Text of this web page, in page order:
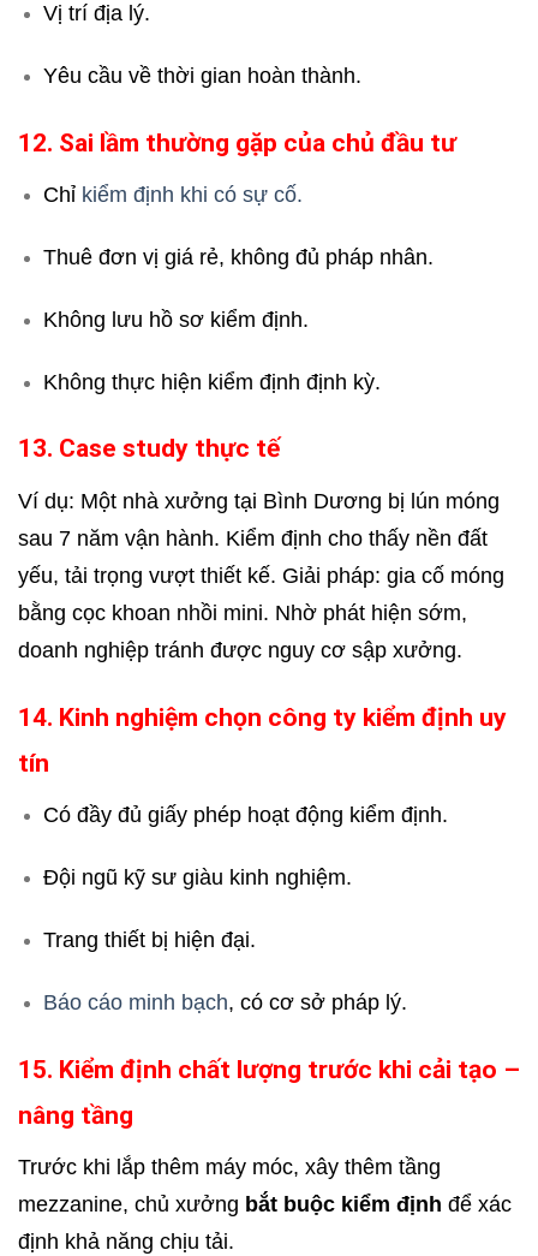
Vị trí địa lý.
Yêu cầu về thời gian hoàn thành.
12. Sai lầm thường gặp của chủ đầu tư
Chỉ kiểm định khi có sự cố.
Thuê đơn vị giá rẻ, không đủ pháp nhân.
Không lưu hồ sơ kiểm định.
Không thực hiện kiểm định định kỳ.
13. Case study thực tế
Ví dụ: Một nhà xưởng tại Bình Dương bị lún móng
sau 7 năm vận hành. Kiểm định cho thấy nền đất
yếu, tải trọng vượt thiết kế. Giải pháp: gia cố móng
bằng cọc khoan nhồi mini. Nhờ phát hiện sớm,
doanh nghiệp tránh được nguy cơ sập xưởng.
14. Kinh nghiệm chọn công ty kiểm định uy
tín
Có đầy đủ giấy phép hoạt động kiểm định.
Đội ngũ kỹ sư giàu kinh nghiệm.
Trang thiết bị hiện đại.
Báo cáo minh bạch, có cơ sở pháp lý.
15. Kiểm định chất lượng trước khi cải tạo –
nâng tầng
Trước khi lắp thêm máy móc, xây thêm tầng
mezzanine, chủ xưởng bắt buộc kiểm định để xác
định khả năng chịu tải.